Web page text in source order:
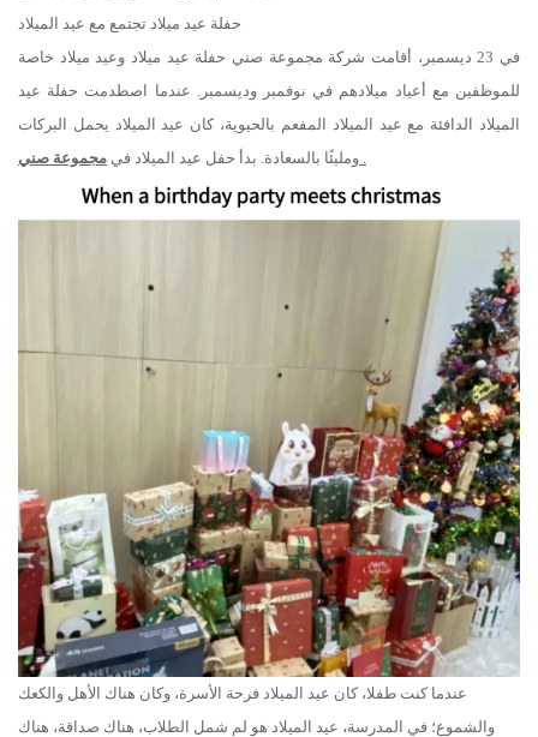
حفلة عيد ميلاد تجتمع مع عيد الميلاد
في 23 ديسمبر، أقامت شركة مجموعة صني حفلة عيد ميلاد وعيد ميلاد خاصة
للموظفين مع أعياد ميلادهم في نوفمبر وديسمبر. عندما اصطدمت حفلة عيد
الميلاد الدافئة مع عيد الميلاد المفعم بالحيوية، كان عيد الميلاد يحمل البركات
ومليئًا بالسعادة. بدأ حفل عيد الميلاد في مجموعة صني .
عندما كنت طفلا، كان عيد الميلاد فرحة الأسرة، وكان هناك الأهل والكعك
والشموع؛ في المدرسة، عيد الميلاد هو لم شمل الطلاب، هناك صداقة، هناك